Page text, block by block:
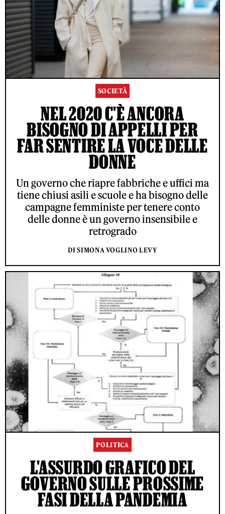
SOCIETÀ
NEL 2020 C'È ANCORA
BISOGNO DI APPELLI PER
FAR SENTIRE LA VOCE DELLE
DONNE
Un governo che riapre fabbriche e uffici ma
tiene chiusi asili e scuole e ha bisogno delle
campagne femministe per tenere conto
delle donne è un governo insensibile e
retrogrado
DI SIMONA VOGLINO LEVY
POLITICA
L'ASSURDO GRAFICO DEL
GOVERNO SULLE PROSSIME
FASI DELLA PANDEMIA